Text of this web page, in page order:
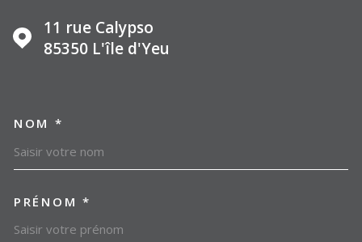
11 rue Calypso
85350
L'île d'Yeu
NOM *
PRÉNOM *